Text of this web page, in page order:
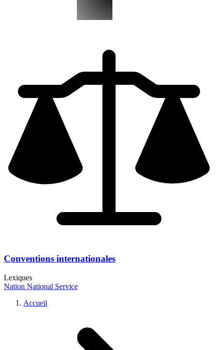
Conventions internationales
Lexiques
Nation National Service
Accueil